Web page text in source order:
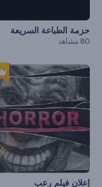
حزمة الطباعة السريعة
80 مشاهد
إعلان فيلم رعب